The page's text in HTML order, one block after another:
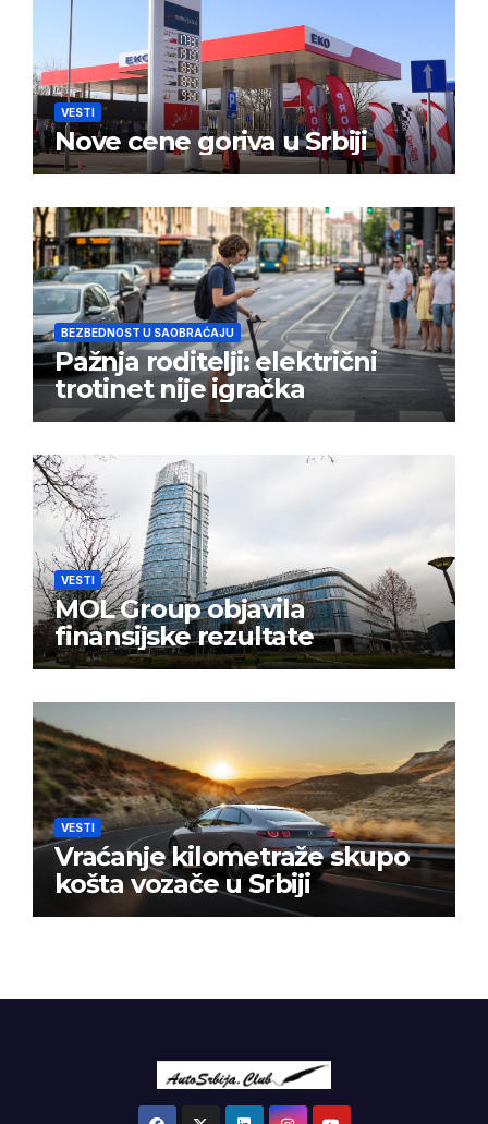
VESTI
Nove cene goriva u Srbiji
BEZBEDNOST U SAOBRAĆAJU
Pažnja roditelji: električni
trotinet nije igračka
VESTI
MOL Group objavila
finansijske rezultate
VESTI
Vraćanje kilometraže skupo
košta vozače u Srbiji